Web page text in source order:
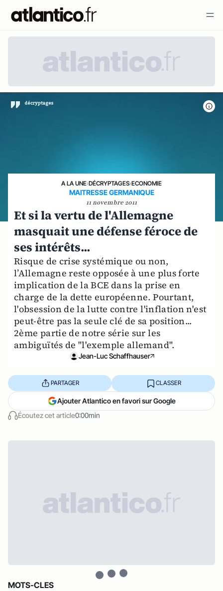
A LA UNE›DÉCRYPTAGES›ECONOMIE
MAITRESSE GERMANIQUE
11 novembre 2011
Et si la vertu de l'Allemagne
masquait une défense féroce de
ses intérêts...
Risque de crise systémique ou non,
l’Allemagne reste opposée à une plus forte
implication de la BCE dans la prise en
charge de la dette européenne. Pourtant,
l'obsession de la lutte contre l'inflation n'est
peut-être pas la seule clé de sa position...
2ème partie de notre série sur les
ambiguïtés de "l'exemple allemand".
Jean-Luc Schaffhauser
Écoutez cet article0:00min
PARTAGER CLASSER
Ajouter Atlantico en favori sur Google
MOTS-CLES